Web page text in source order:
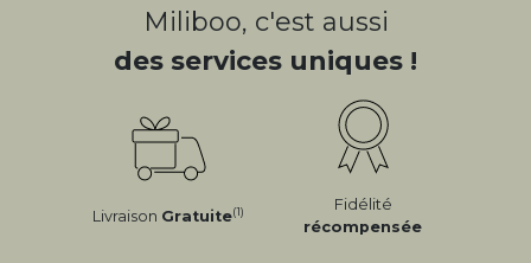
Miliboo, c'est aussi
des services uniques !
Livraison Gratuite(1)
Fidélité
récompensée